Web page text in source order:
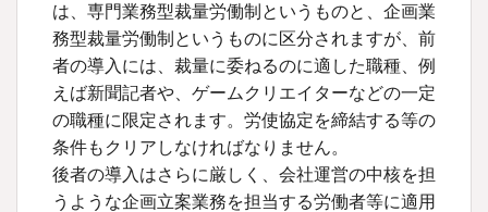
は、専門業務型裁量労働制というものと、企画業
務型裁量労働制というものに区分されますが、前
者の導入には、裁量に委ねるのに適した職種、例
えば新聞記者や、ゲームクリエイターなどの一定
の職種に限定されます。労使協定を締結する等の
条件もクリアしなければなりません。
後者の導入はさらに厳しく、会社運営の中核を担
うような企画立案業務を担当する労働者等に適用